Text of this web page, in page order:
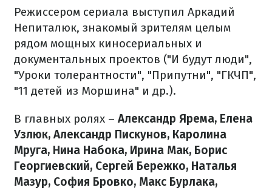
Режиссером сериала выступил Аркадий
Непиталюк, знакомый зрителям целым
рядом мощных киносериальных и
документальных проектов ("И будут люди",
"Уроки толерантности", "Припутни", "ГКЧП",
"11 детей из Моршина" и др.).
В главных ролях – Александр Ярема, Елена
Узлюк, Александр Пискунов, Каролина
Мруга, Нина Набока, Ирина Мак, Борис
Георгиевский, Сергей Бережко, Наталья
Мазур, София Бровко, Макс Бурлака,